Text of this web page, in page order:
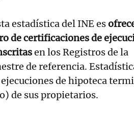
estadística del INE es
de certificaciones de
en los Registros de la
de referencia.
de hipoteca
de sus propietarios.